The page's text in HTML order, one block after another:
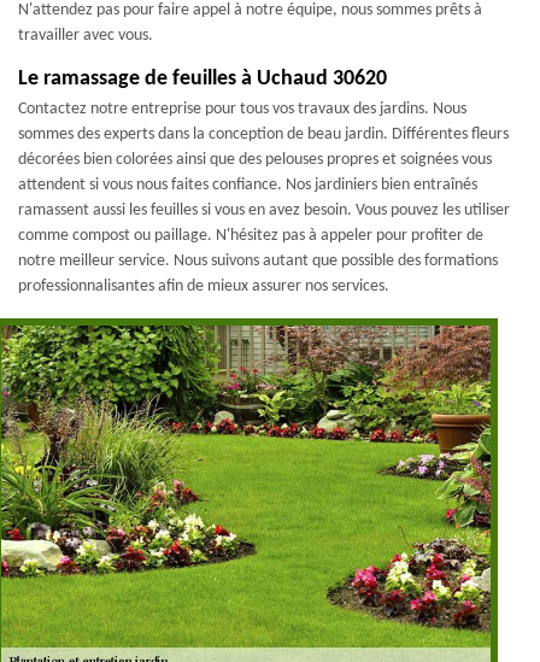
N'attendez pas pour faire appel à notre équipe, nous sommes prêts à
travailler avec vous.
Le ramassage de feuilles à Uchaud 30620
Contactez notre entreprise pour tous vos travaux des jardins. Nous
sommes des experts dans la conception de beau jardin. Différentes fleurs
décorées bien colorées ainsi que des pelouses propres et soignées vous
attendent si vous nous faites confiance. Nos jardiniers bien entraînés
ramassent aussi les feuilles si vous en avez besoin. Vous pouvez les utiliser
comme compost ou paillage. N'hésitez pas à appeler pour profiter de
notre meilleur service. Nous suivons autant que possible des formations
professionnalisantes afin de mieux assurer nos services.